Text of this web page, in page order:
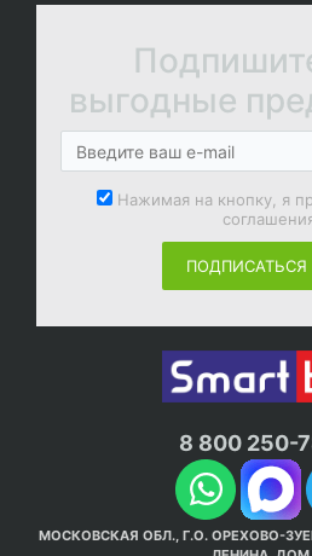
выгодные
Нажимая на кнопку, я
ПОДПИСАТЬСЯ
8 800 250-
МОСКОВСКАЯ ОБЛ., Г.О. ОРЕХОВО-